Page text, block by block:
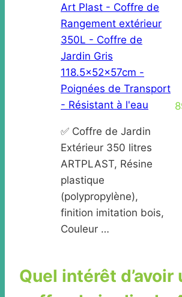
Art Plast - Coffre de
Rangement extérieur
350L - Coffre de
Jardin Gris
118.5x52x57cm -
Poignées de Transport
- Résistant à l'eau
✅ Coffre de Jardin
Extérieur 350 litres
ARTPLAST, Résine
plastique
(polypropylène),
finition imitation bois,
Couleur …
Quel intérêt d’avoir